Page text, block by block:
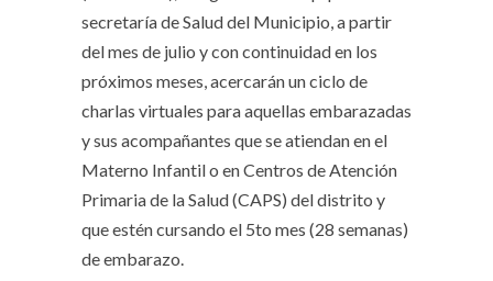
secretaría de Salud del Municipio, a partir
del mes de julio y con continuidad en los
próximos meses, acercarán un ciclo de
charlas virtuales para aquellas embarazadas
y sus acompañantes que se atiendan en el
Materno Infantil o en Centros de Atención
Primaria de la Salud (CAPS) del distrito y
que estén cursando el 5to mes (28 semanas)
de embarazo.